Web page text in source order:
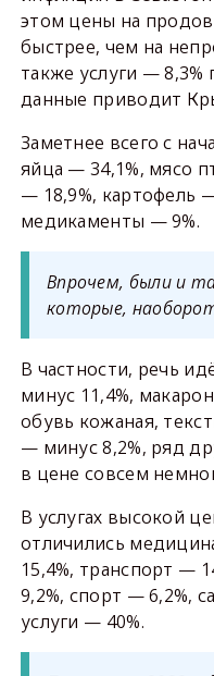
этом цены на
быстрее, чем на
также услуги — 8,3%
данные приводит
Заметнее всего с
яйца — 34,1%, мясо
— 18,9%, картофель
медикаменты — 9%.
Впрочем, были и
которые,
В частности, речь
минус 11,4%,
обувь кожаная,
— минус 8,2%, ряд
в цене совсем
В услугах высокой
отличились
15,4%, транспорт —
9,2%, спорт — 6,2%,
услуги — 40%.